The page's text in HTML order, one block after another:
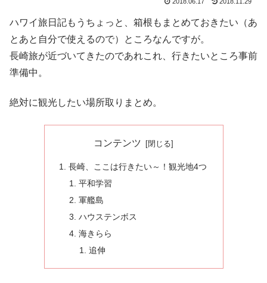
ハワイ旅日記もうちょっと、箱根もまとめておきたい（あ
とあと自分で使えるので）ところなんですが。
長崎旅が近づいてきたのであれこれ、行きたいところ事前
準備中。
絶対に観光したい場所取りまとめ。
コンテンツ
長崎、ここは行きたい～！観光地4つ
平和学習
軍艦島
ハウステンボス
海きらら
追伸